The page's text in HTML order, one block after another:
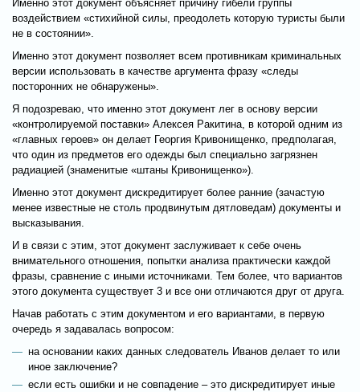
Именно этот документ объясняет причину гибели группы
воздействием «стихийной силы, преодолеть которую туристы были
не в состоянии».
Именно этот документ позволяет всем противникам криминальных
версии использовать в качестве аргумента фразу «следы
посторонних не обнаружены».
Я подозреваю, что именно этот документ лег в основу версии
«контролируемой поставки» Алексея Ракитина, в которой одним из
«главных героев» он делает Георгия Кривонищенко, предполагая,
что один из предметов его одежды был специально загрязнен
радиацией (знаменитые «штаны Кривонищенко»).
Именно этот документ дискредитирует более ранние (зачастую
менее известные не столь продвинутым дятловедам) документы и
высказывания.
И в связи с этим, этот документ заслуживает к себе очень
внимательного отношения, попытки анализа практически каждой
фразы, сравнение с иными источниками. Тем более, что вариантов
этого документа существует 3 и все они отличаются друг от друга.
Начав работать с этим документом и его вариантами, в первую
очередь я задавалась вопросом:
на основании каких данных следователь Иванов делает то или
иное заключение?
если есть ошибки и не совпадение – это дискредитирует иные